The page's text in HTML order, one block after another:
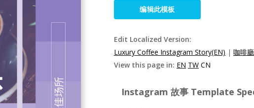
编辑此模板
Edit Localized Version:
Luxury Coffee Instagram Story(EN) | 咖啡
View this page in: EN TW CN
Instagram 故事 Template